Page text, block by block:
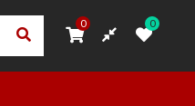
0 0
0 0